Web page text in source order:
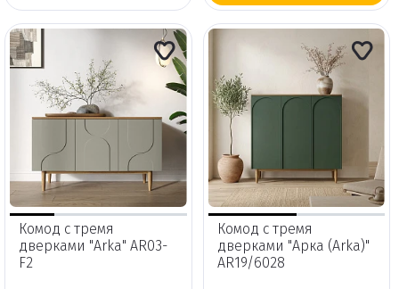
Комод с тремя
дверками "Arka" AR03-
F2
Комод с тремя
дверками "Арка (Arka)"
AR19/6028